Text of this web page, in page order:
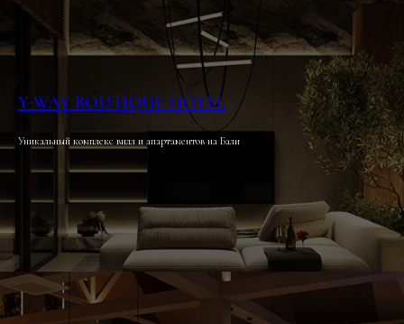
Y-WAY BOUTIQUE HOTEL
Уникальный комплекс вилл и апартаментов на Бали